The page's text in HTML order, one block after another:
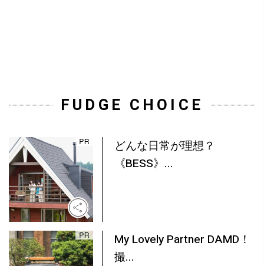
FUDGE CHOICE
どんな日常が理想？
《BESS》...
My Lovely Partner DAMD！
撮...